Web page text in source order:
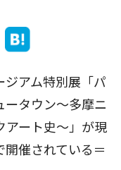
アム特別展「パ
ータウン〜多摩ニ
アート史〜」が現
催されている＝